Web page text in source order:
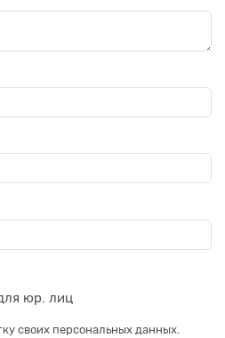
юр. лиц
своих персональных данных.